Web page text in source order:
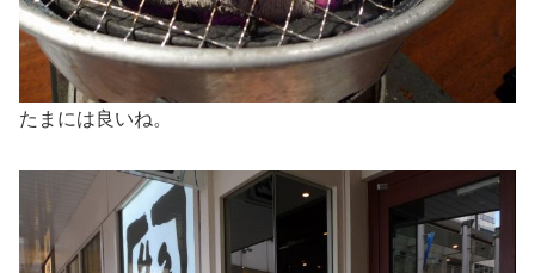
たまには良いね。